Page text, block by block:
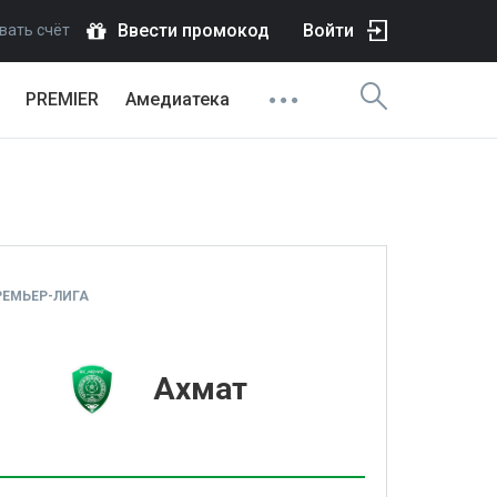
счёт Ввести промокод Войти
PREMIER Амедиатека
ЛИГА
Ахмат